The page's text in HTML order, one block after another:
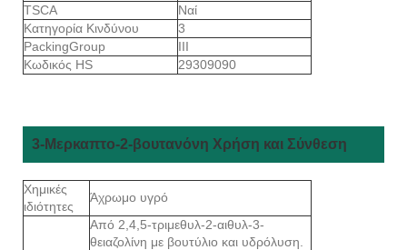
TSCA
Ναί
Κατηγορία Κινδύνου
3
PackingGroup
III
Κωδικός HS
29309090
3-Μερκαπτο-2-βουτανόνη Χρήση και Σύνθεση
Χημικές
ιδιότητες
Άχρωμο υγρό
Από 2,4,5-τριμεθυλ-2-αιθυλ-3-
θειαζολίνη με βουτύλιο και υδρόλυση.